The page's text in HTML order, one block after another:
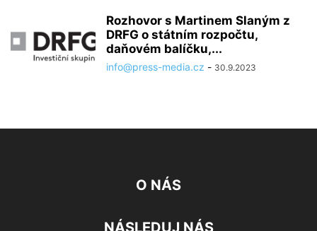
Rozhovor s Martinem Slaným z
DRFG o státním rozpočtu,
daňovém balíčku,...
info@press-media.cz - 30.9.2023
O NÁS
NÁSLEDUJ NÁS